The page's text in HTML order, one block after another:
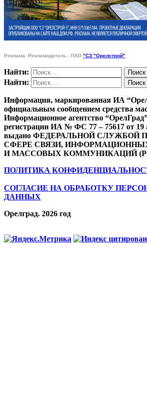
Реклама. Рекламодатель - ПАО "СЗ "Орелстрой"
Найти:
Найти:
Информация, маркированная ИА
официальным сообщением средства
Информационное агентство
регистрации ИА № ФС 77 – 75617 от 19
выдано ФЕДЕРАЛЬНОЙ СЛУЖБОЙ
СФЕРЕ СВЯЗИ,
И МАССОВЫХ КОММУНИКАЦИЙ
ПОЛИТИКА
СОГЛАСИЕ НА ОБРАБОТКУ
ДАННЫХ
Орелград. 2026 год